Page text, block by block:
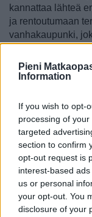
Pieni
Information
If you wish to opt-
processing of
targeted
section to confirm
opt-out request is
interest-based
us or personal
your opt-out. You
disclosure of your
kannattaa lähteä
ja rentoutumaan
vanhakaupunki,
niin sanottu
kylpylöitä ja
haluaa päästä
Esplanadesiihen
päivän nauttia
kuntosalista ja
uima-altaisiin,
Muunkinlaisia
päästääkseen
parantaviin puoliin.